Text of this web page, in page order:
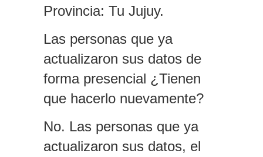
Provincia: Tu Jujuy.
Las personas que ya
actualizaron sus datos de
forma presencial ¿Tienen
que hacerlo nuevamente?
No. Las personas que ya
actualizaron sus datos, el